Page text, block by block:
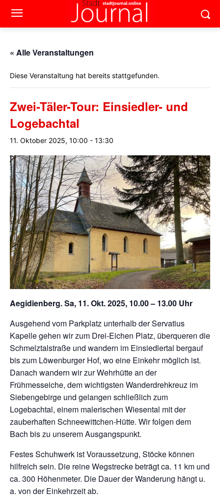
« Alle Veranstaltungen
Diese Veranstaltung hat bereits stattgefunden.
Zwei-Täler-Tour: Einsiedler- und
Logebachtal
11. Oktober 2025, 10:00 - 13:30
Aegidienberg. Sa, 11. Okt. 2025, 10.00 – 13.00 Uhr
Ausgehend vom Parkplatz unterhalb der Servatius
Kapelle gehen wir zum Drei-Eichen Platz, überqueren die
Schmelztalstraße und wandern im Einsiedlertal bergauf
bis zum Löwenburger Hof, wo eine Einkehr möglich ist.
Danach wandern wir zur Wehrhütte an der
Frühmesseiche, dem wichtigsten Wanderdrehkreuz im
Siebengebirge und gelangen schließlich zum
Logebachtal, einem malerischen Wiesental mit der
zauberhaften Schneewittchen-Hütte. Wir folgen dem
Bach bis zu unserem Ausgangspunkt.
Festes Schuhwerk ist Voraussetzung, Stöcke können
hilfreich sein. Die reine Wegstrecke beträgt ca. 11 km und
ca. 300 Höhenmeter. Die Dauer der Wanderung hängt u.
a. von der Einkehrzeit ab.